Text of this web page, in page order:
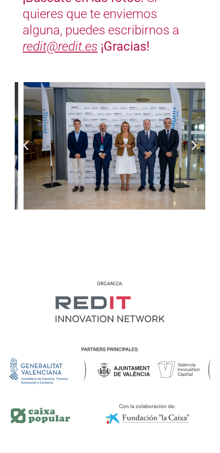
quieres que te enviemos
alguna, puedes escribirnos a
redit@redit.es ¡Gracias!